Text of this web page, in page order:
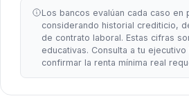
Los bancos evalúan cada caso en
considerando historial crediticio,
de contrato laboral. Estas cifras
educativas. Consulta a tu
confirmar la renta mínima real